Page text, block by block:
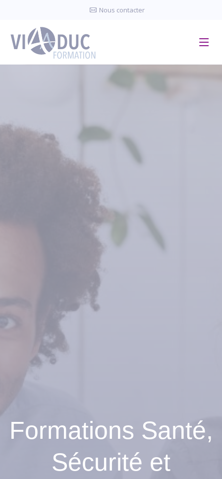
Nous contacter
Formations Santé,
Sécurité et
Panneau de gestion des cookies